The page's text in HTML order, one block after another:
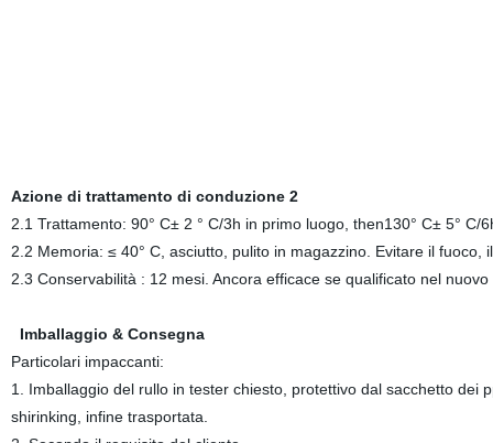
Azione di trattamento di conduzione 2
2.1 Trattamento: 90° C± 2 ° C/3h in primo luogo, then130° C± 5° C/
2.2 Memoria: ≤ 40° C, asciutto, pulito in magazzino. Evitare il fuoco,
2.3 Conservabilità : 12 mesi. Ancora efficace se qualificato nel
Imballaggio & Consegna
Particolari impaccanti:
1. Imballaggio del rullo in tester chiesto, protettivo dal sacchetto dei
shirinking, infine trasportata.